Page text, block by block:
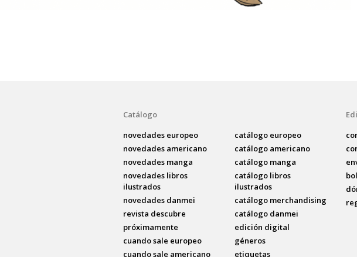
Catálogo
novedades europeo
novedades americano
novedades manga
novedades libros
ilustrados
novedades danmei
revista descubre
próximamente
cuando sale europeo
cuando sale americano
catálogo europeo
catálogo americano
catálogo manga
catálogo libros
ilustrados
catálogo merchandising
catálogo danmei
edición digital
géneros
etiquetas